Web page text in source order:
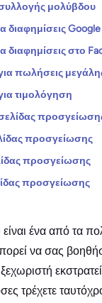
μολύβδου
διαφημίσεις
διαφημίσεις στο
πωλήσεις
τιμολόγηση
προσγείωσης
προσγείωσης
προσγείωσης
ένα από τα
να σας
τρέχετε